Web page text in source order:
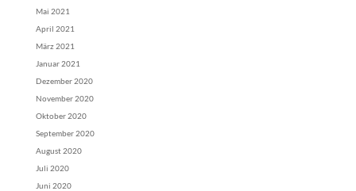
Mai 2021
April 2021
März 2021
Januar 2021
Dezember 2020
November 2020
Oktober 2020
September 2020
August 2020
Juli 2020
Juni 2020